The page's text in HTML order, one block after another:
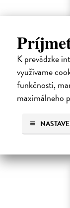
K prevádzke
využívame
funkčnosti,
maximálneho
Pomalost
Kundera Milan|
Pomalost,
napsaných
Kareninové.
uzavírá.
Na sklade ?
14,73 €
15,50 €